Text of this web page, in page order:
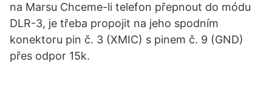
na Marsu Chceme-li telefon přepnout do módu
DLR-3, je třeba propojit na jeho spodním
konektoru pin č. 3 (XMIC) s pinem č. 9 (GND)
přes odpor 15k.